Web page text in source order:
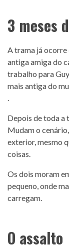
3 meses
A trama já ocorre
antiga amiga do
trabalho para
mais antiga do
.
Depois de toda a
Mudam o
exterior, mesmo
coisas.
Os dois moram
pequeno, onde
carregam.
O assalto